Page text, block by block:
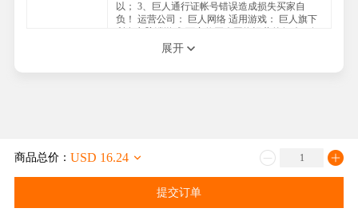
以； 3、巨人通行证帐号错误造成损失买家自
负！ 运营公司： 巨人网络 适用游戏： 巨人旗下
途2、征途怀旧版、绿色征途、艾尔之光、仙侠世
不可充手游
1.请填写一个可以联系上的手机号码，以便与您
及时联系，能更快速地处理; 2.如果在交易过程重
我们的在线客服，我们必将竭诚为您服务
展开
商品总价： USD 16.24
提交订单